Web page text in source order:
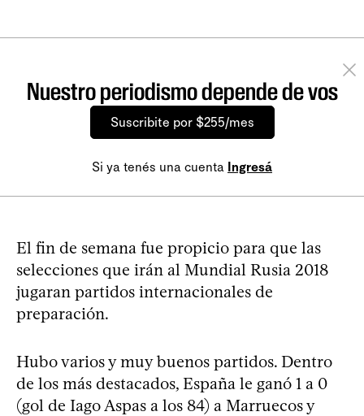
Nuestro periodismo depende de vos
Suscribite por $255/mes
Si ya tenés una cuenta Ingresá
El fin de semana fue propicio para que las
selecciones que irán al Mundial Rusia 2018
jugaran partidos internacionales de
preparación.
Hubo varios y muy buenos partidos. Dentro
de los más destacados, España le ganó 1 a 0
(gol de Iago Aspas a los 84) a Marruecos y